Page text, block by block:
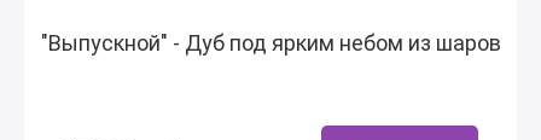
"Выпускной" - Дуб под ярким небом из шаров